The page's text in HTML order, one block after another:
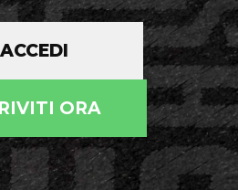
ACCEDI
ORA